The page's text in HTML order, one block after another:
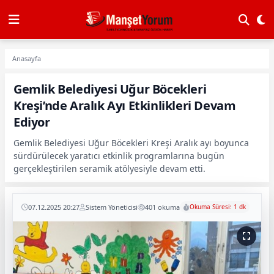
Anasayfa
Gemlik Belediyesi Uğur Böcekleri
Kreşi’nde Aralık Ayı Etkinlikleri Devam
Ediyor
Gemlik Belediyesi Uğur Böcekleri Kreşi Aralık ayı boyunca
sürdürülecek yaratıcı etkinlik programlarına bugün
gerçekleştirilen seramik atölyesiyle devam etti.
07.12.2025 20:27 Sistem Yöneticisi 401 okuma Okuma Süresi: 1 dk